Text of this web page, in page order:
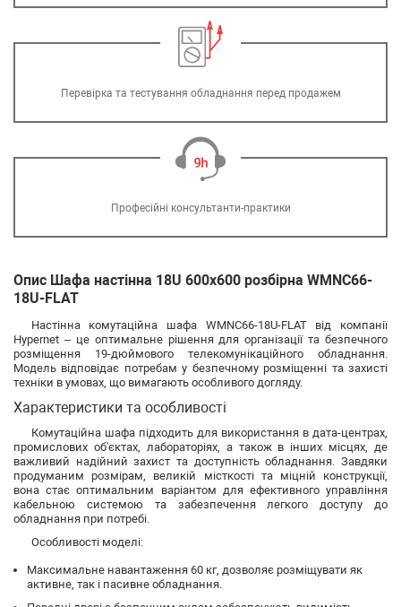
Перевірка та тестування обладнання перед продажем
Професійні консультанти-практики
Опис Шафа настінна 18U 600х600 розбірна WMNC66-
18U-FLAT
Настінна комутаційна шафа WMNC66-18U-FLAT від компанії
Hypernet – це оптимальне рішення для організації та безпечного
розміщення 19-дюймового телекомунікаційного обладнання.
Модель відповідає потребам у безпечному розміщенні та захисті
техніки в умовах, що вимагають особливого догляду.
Характеристики та особливості
Комутаційна шафа підходить для використання в дата-центрах,
промислових об'єктах, лабораторіях, а також в інших місцях, де
важливий надійний захист та доступність обладнання. Завдяки
продуманим розмірам, великій місткості та міцній конструкції,
вона стає оптимальним варіантом для ефективного управління
кабельною системою та забезпечення легкого доступу до
обладнання при потребі.
Особливості моделі:
Максимальне навантаження 60 кг, дозволяє розміщувати як
активне, так і пасивне обладнання.